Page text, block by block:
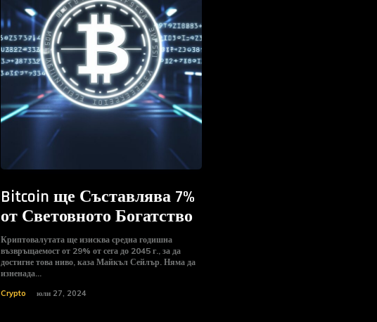
Bitcoin ще Съставлява 7%
от Световното Богатство
Криптовалутата ще изисква средна годишна
възвръщаемост от 29% от сега до 2045 г., за да
достигне това ниво, каза Майкъл Сейлър. Няма да
изненада...
Crypto юли 27, 2024